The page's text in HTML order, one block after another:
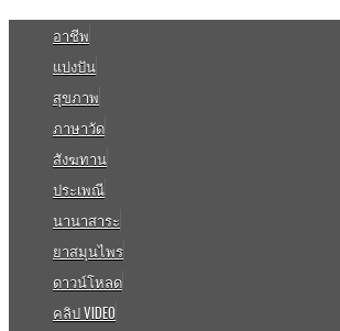
อาชีพ
แบ่งปัน
สุขภาพ
ภาษาวัด
สังฆทาน
ประเพณี
นานาสาระ
ยาสมุนไพร
ดาวน์โหลด
คลิป VIDEO